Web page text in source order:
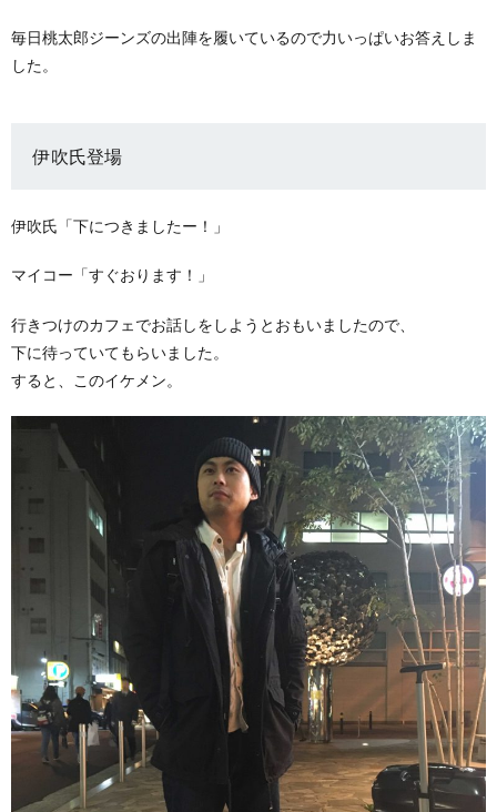
毎日桃太郎ジーンズの出陣を履いているので力いっぱいお答えしま
した。
伊吹氏登場
伊吹氏「下につきましたー！」
マイコー「すぐおります！」
行きつけのカフェでお話しをしようとおもいましたので、
下に待っていてもらいました。
すると、このイケメン。